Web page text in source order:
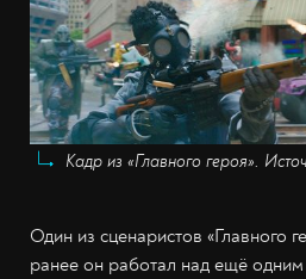
Кадр из «Главного героя».
Один из сценаристов «Главного
ранее он работал над ещё